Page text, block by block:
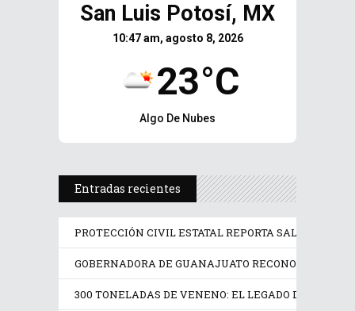
San Luis Potosí, MX
10:47 am, agosto 8, 2026
23°C
Algo De Nubes
Entradas recientes
PROTECCIÓN CIVIL ESTATAL REPORTA SALDO
GOBERNADORA DE GUANAJUATO RECONOCE A
300 TONELADAS DE VENENO: EL LEGADO DE